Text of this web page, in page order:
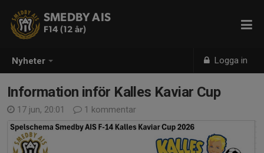
Nyheter Logga in
SMEDBY AIS
F14 (12 år)
Information inför Kalles Kaviar Cup
17 jun, 20:01 1 kommentar